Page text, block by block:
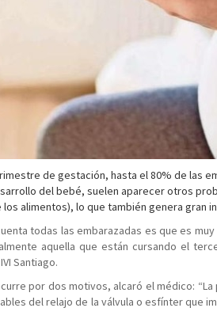
de gestación, hasta el 80% de las
del bebé, suelen aparecer otros
alimentos), lo que también genera gran
todas las embarazadas es que es
aquella que están cursando el
Santiago.
por dos motivos, alcaró el médico:
del relajo de la válvula o esfínter que